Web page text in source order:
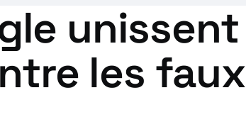
unissent
les faux